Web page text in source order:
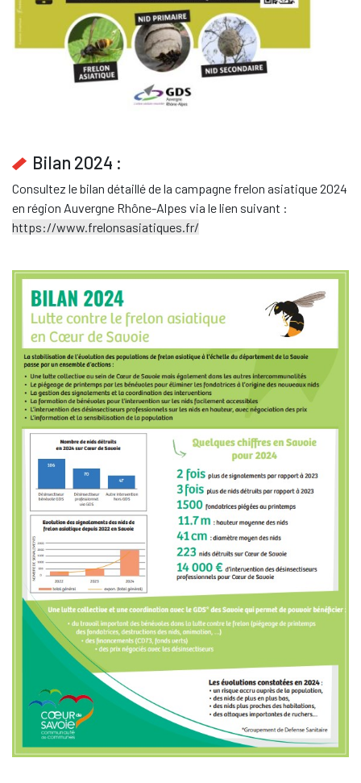
Bilan 2024 :
Consultez le bilan détaillé de la campagne frelon asiatique 2024
en région Auvergne Rhône-Alpes via le lien suivant :
https://www.frelonsasiatiques.fr/